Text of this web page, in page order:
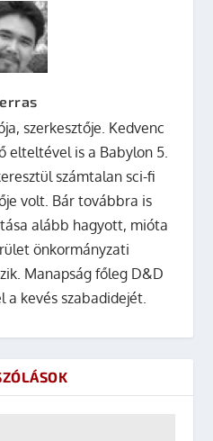
szerkesztője. Kedvenc
elteltével is a Babylon 5.
számtalan sci-fi
volt. Bár továbbra is
alább hagyott, mióta
önkormányzati
Manapság főleg D&D
a kevés szabadidejét.